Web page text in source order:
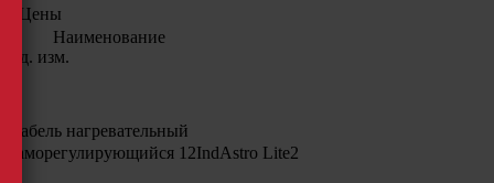
Цены
Наименование
Ед. изм.
Кабель нагревательный
саморегулирующийся 12IndAstro Lite2